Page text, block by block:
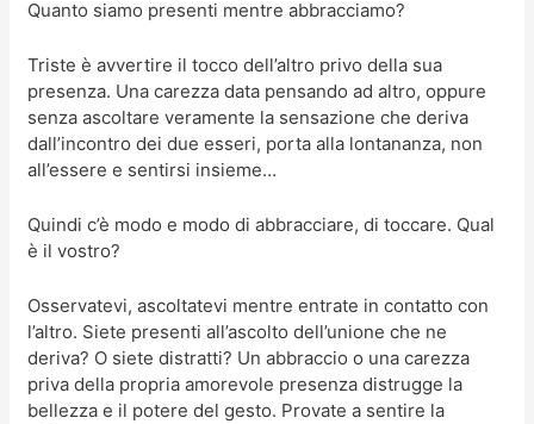
Quanto siamo presenti mentre abbracciamo?
Triste è avvertire il tocco dell’altro privo della sua
presenza. Una carezza data pensando ad altro, oppure
senza ascoltare veramente la sensazione che deriva
dall’incontro dei due esseri, porta alla lontananza, non
all’essere e sentirsi insieme…
Quindi c’è modo e modo di abbracciare, di toccare. Qual
è il vostro?
Osservatevi, ascoltatevi mentre entrate in contatto con
l’altro. Siete presenti all’ascolto dell’unione che ne
deriva? O siete distratti? Un abbraccio o una carezza
priva della propria amorevole presenza distrugge la
bellezza e il potere del gesto. Provate a sentire la